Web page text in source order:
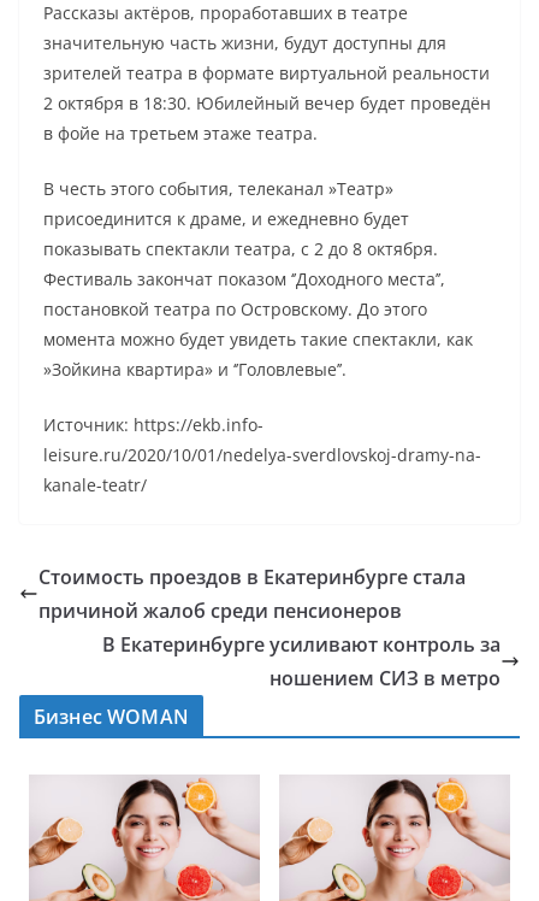
Рассказы актёров, проработавших в театре
значительную часть жизни, будут доступны для
зрителей театра в формате виртуальной реальности
2 октября в 18:30. Юбилейный вечер будет проведён
в фойе на третьем этаже театра.
В честь этого события, телеканал »Театр»
присоединится к драме, и ежедневно будет
показывать спектакли театра, с 2 до 8 октября.
Фестиваль закончат показом ‘’Доходного места’’,
постановкой театра по Островскому. До этого
момента можно будет увидеть такие спектакли, как
»Зойкина квартира» и ‘’Головлевые’’.
Источник: https://ekb.info-
leisure.ru/2020/10/01/nedelya-sverdlovskoj-dramy-na-
kanale-teatr/
Стоимость проездов в Екатеринбурге стала
причиной жалоб среди пенсионеров
В Екатеринбурге усиливают контроль за
ношением СИЗ в метро
Бизнес WOMAN